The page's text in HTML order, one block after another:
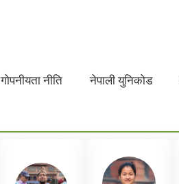
गोपनीयता नीति नेपाली युनिकोड